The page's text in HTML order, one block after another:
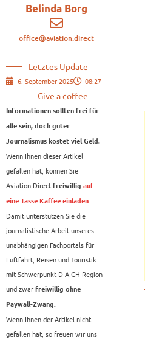
Belinda Borg
office@aviation.direct
Letztes Update
6. September 2025 08:27
Give a coffee
Informationen sollten frei für
alle sein, doch guter
Journalismus kostet viel Geld.
Wenn Ihnen dieser Artikel
gefallen hat, können Sie
Aviation.Direct freiwillig auf
eine Tasse Kaffee einladen.
Damit unterstützen Sie die
journalistische Arbeit unseres
unabhängigen Fachportals für
Luftfahrt, Reisen und Touristik
mit Schwerpunkt D-A-CH-Region
und zwar freiwillig ohne
Paywall-Zwang.
Wenn Ihnen der Artikel nicht
gefallen hat, so freuen wir uns